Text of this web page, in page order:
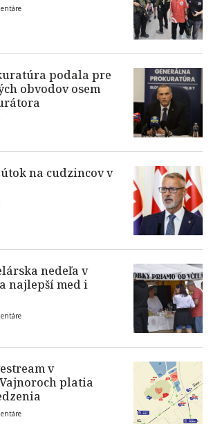
podala pre
obvodov osem
na cudzincov v
nedeľa v
najlepší med i
v
platia